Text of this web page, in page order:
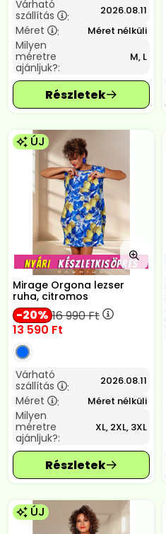
Várható
szállítás
: 2026.08.11
Méret : Méret nélküli
Milyen
méretre
ajánljuk?:
M, L
ÚJ
Mirage Orgona lezser
ruha, citromos
20 16 990Ft
13 590 Ft
Várható
szállítás
: 2026.08.11
Méret : Méret nélküli
Milyen
méretre
ajánljuk?:
XL, 2XL, 3XL
ÚJ